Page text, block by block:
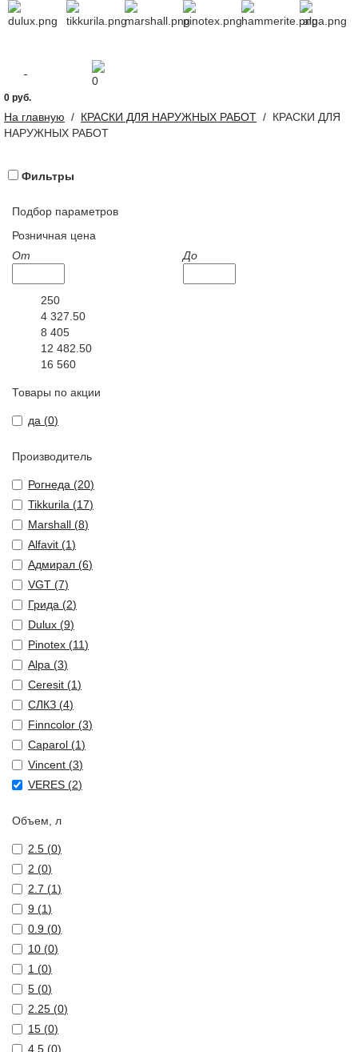
0
0 руб.
На главную / КРАСКИ ДЛЯ НАРУЖНЫХ РАБОТ / КРАСКИ ДЛЯ
НАРУЖНЫХ РАБОТ
Фильтры
Подбор параметров
Розничная цена
От
До
250
4 327.50
8 405
12 482.50
16 560
Товары по акции
да (0)
Производитель
Рогнеда (20)
Tikkurila (17)
Marshall (8)
Alfavit (1)
Адмирал (6)
VGT (7)
Грида (2)
Dulux (9)
Pinotex (11)
Alpa (3)
Ceresit (1)
СЛКЗ (4)
Finncolor (3)
Caparol (1)
Vincent (3)
VERES (2)
Объем, л
2.5 (0)
2 (0)
2.7 (1)
9 (1)
0.9 (0)
10 (0)
1 (0)
5 (0)
2.25 (0)
15 (0)
4.5 (0)